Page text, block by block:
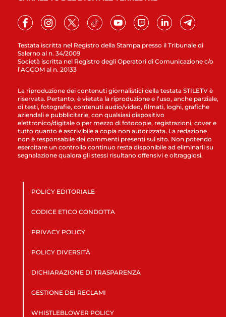
Testata iscritta nel Registro della Stampa presso il Tribunale di
Salerno al n. 34/2009
Società iscritta nel Registro degli Operatori di Comunicazione c/o
l’AGCOM al n. 20133
La riproduzione dei contenuti giornalistici della testata STILETV è
riservata. Pertanto, è vietata la riproduzione e l’uso, anche parziale,
di testi, fotografie, contenuti audio/video, filmati, loghi, grafiche
aziendali e pubblicitarie, con qualsiasi dispositivo
elettronico/digitale o per mezzo di fotocopie, registrazioni, cover e
tutto quanto è ascrivibile a copia non autorizzata. La redazione
non è responsabile dei commenti presenti sul sito. Non potendo
esercitare un controllo continuo resta disponibile ad eliminarli su
segnalazione qualora gli stessi risultano offensivi e oltraggiosi.
POLICY EDITORIALE
CODICE ETICO CONDOTTA
PRIVACY POLICY
POLICY DIVERSITÀ
DICHIARAZIONE DI TRASPARENZA
GESTIONE DEI RECLAMI
WHISTLEBLOWER POLICY